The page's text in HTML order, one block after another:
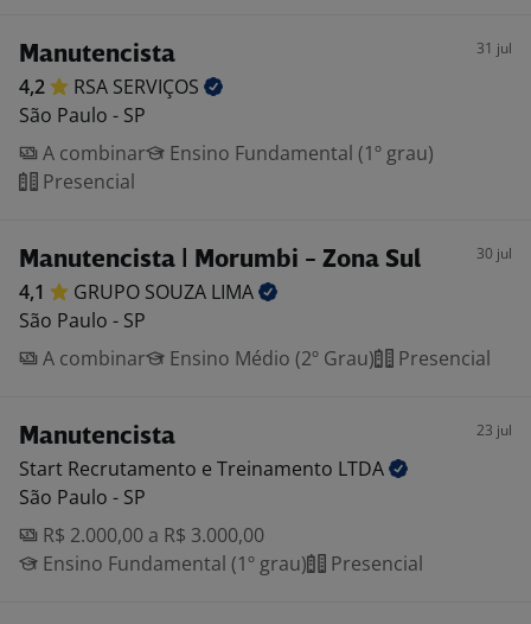
Manutencista 31 jul
4,2 RSA SERVIÇOS
São Paulo - SP
A combinar
Ensino Fundamental (1º grau)
Presencial
Manutencista | Morumbi - Zona Sul 30 jul
4,1 GRUPO SOUZA LIMA
São Paulo - SP
A combinar
Ensino Médio (2º Grau) Presencial
Manutencista 23 jul
Start Recrutamento e Treinamento LTDA
São Paulo - SP
R$ 2.000,00 a R$ 3.000,00
Ensino Fundamental (1º grau)
Presencial